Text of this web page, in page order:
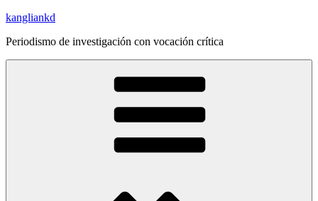
Saltar
contenido
kangliankd
Periodismo de investigación con vocación crítica